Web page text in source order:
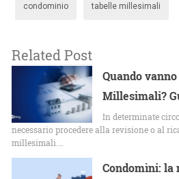
condominio tabelle millesimali
Related Post
Quando
Millesimali?
In determinate
necessario procedere alla revisione o al
millesimali.…
Condomìni: la